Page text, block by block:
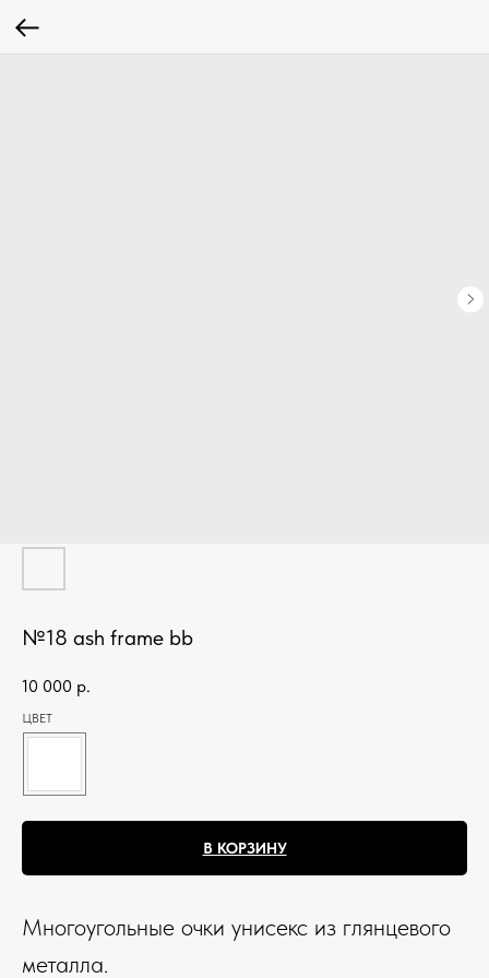
№18 ash frame bb
10 000 р.
ЦВЕТ
В КОРЗИНУ
Многоугольные очки унисекс из глянцевого
металла.